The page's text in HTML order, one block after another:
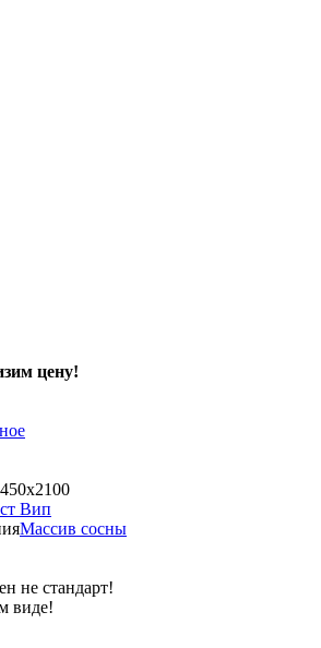
цену!
Вип
Массив сосны
не стандарт!
виде!